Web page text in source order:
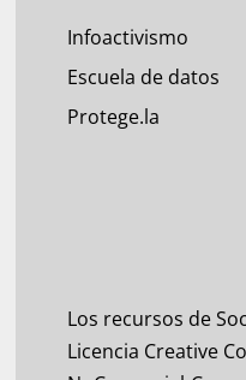
Infoactivismo
Escuela de datos
Protege.la
Los recursos de
Licencia Creative